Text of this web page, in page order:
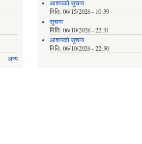
अन्य
आशयको सूचना
मिति: 06/15/2026 - 10:39
सूचना
मिति: 06/10/2026 - 22:31
आशयको सूचना
मिति: 06/10/2026 - 22:30